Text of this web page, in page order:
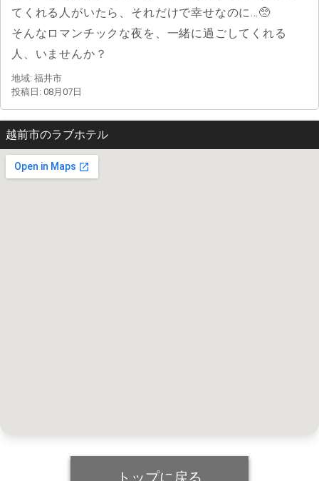
てくれる人がいたら、それだけで幸せなのに…🥺
そんなロマンチックな夜を、一緒に過ごしてくれる
人、いませんか？
地域: 福井市
投稿日: 08月07日
越前市のラブホテル